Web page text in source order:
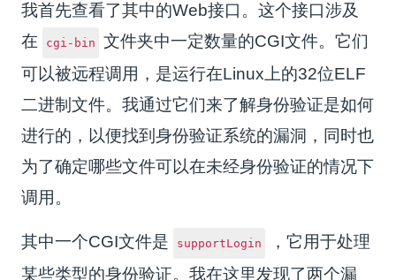
我首先查看了其中的Web接口。这个接口涉及
在
cgi-bin
文件夹中一定数量的CGI文件。它们
可以被远程调用，是运行在Linux上的32位ELF
二进制文件。我通过它们来了解身份验证是如何
进行的，以便找到身份验证系统的漏洞，同时也
为了确定哪些文件可以在未经身份验证的情况下
调用。
其中一个CGI文件是 supportLogin
，它用于处理
某些类型的身份验证。我在这里发现了两个漏